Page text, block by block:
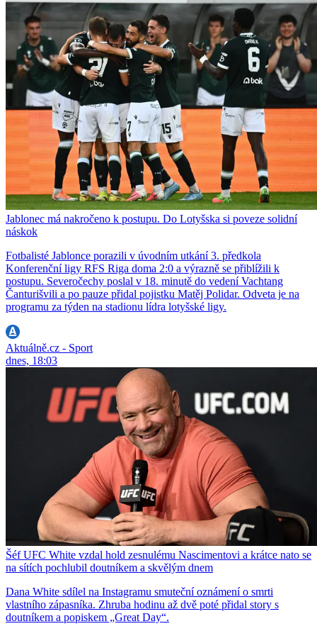
Jablonec má nakročeno k postupu. Do Lotyšska si poveze solidní
náskok
Fotbalisté Jablonce porazili v úvodním utkání 3. předkola
Konferenční ligy RFS Riga doma 2:0 a výrazně se přiblížili k
postupu. Severočechy poslal v 18. minutě do vedení Vachtang
Čanturišvili a po pauze přidal pojistku Matěj Polidar. Odveta je na
programu za týden na stadionu lídra lotyšské ligy.
Aktuálně.cz - Sport
dnes, 18:03
Šéf UFC White vzdal hold zesnulému Nascimentovi a krátce nato se
na sítích pochlubil doutníkem a skvělým dnem
Dana White sdílel na Instagramu smuteční oznámení o smrti
vlastního zápasníka. Zhruba hodinu až dvě poté přidal story s
doutníkem a popiskem „Great Day“.